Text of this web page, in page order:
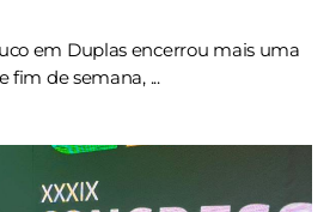
em Duplas encerrou mais uma
fim de semana, ...